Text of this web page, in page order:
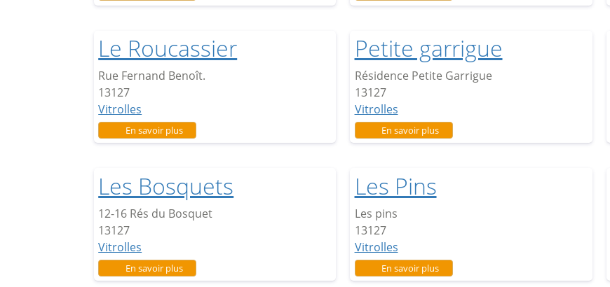
Le Roucassier
Rue Fernand Benoît.
13127
Vitrolles
En savoir plussur Le Roucassier
Petite garrigue
Résidence Petite Garrigue
13127
Vitrolles
En savoir plussur Petite garrigue
Les Bosquets
12-16 Rés du Bosquet
13127
Vitrolles
En savoir plussur Les Bosquets
Les Pins
Les pins
13127
Vitrolles
En savoir plussur Les Pins